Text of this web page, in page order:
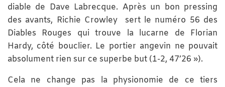
diable de Dave Labrecque. Après un bon pressing
des avants, Richie Crowley sert le numéro 56 des
Diables Rouges qui trouve la lucarne de Florian
Hardy, côté bouclier. Le portier angevin ne pouvait
absolument rien sur ce superbe but (1-2, 47’26 »).
Cela ne change pas la physionomie de ce tiers